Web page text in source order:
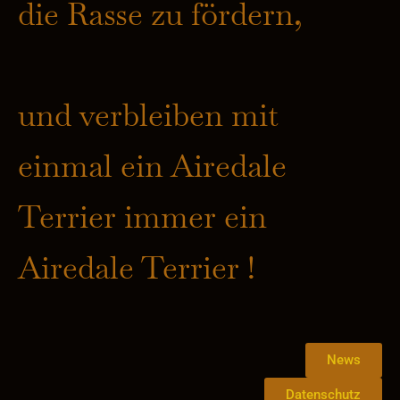
die Rasse zu fördern,
und verbleiben mit
einmal ein Airedale
Terrier immer ein
Airedale Terrier !
News
Datenschutz